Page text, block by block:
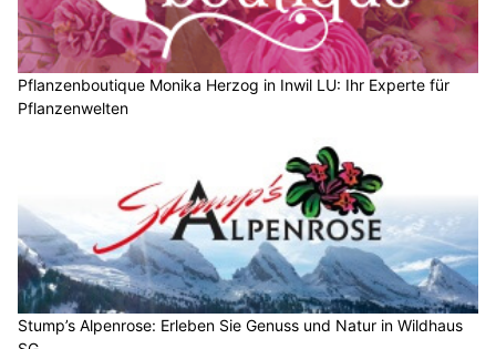
Pflanzenboutique Monika Herzog in Inwil LU: Ihr Experte für
Pflanzenwelten
Stump’s Alpenrose: Erleben Sie Genuss und Natur in Wildhaus